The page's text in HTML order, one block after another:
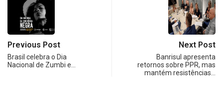
Previous Post
Brasil celebra o Dia
Nacional de Zumbi e…
Next Post
Banrisul apresenta
retornos sobre PPR, mas
mantém resistências…